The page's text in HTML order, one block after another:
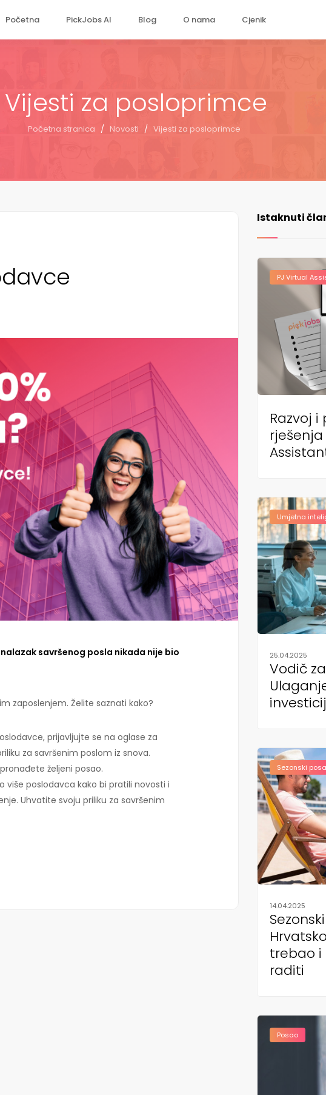
Početna PickJobs AI Blog O nama Cjenik
Vijesti za posloprimce
Početna stranica / Novosti / Vijesti za posloprimce
savršenog posla nikada nije bio
zaposlenjem. Želite saznati kako?
prijavljujte se na oglase za
za savršenim poslom iz snova.
željeni posao.
više poslodavca kako bi pratili novosti i
Uhvatite svoju priliku za savršenim
Istaknuti
PJ Virtual
Razvoj
Umjetna
25.04.2025
Vodič
Sezonski
14.04.2025
trebao i
raditi
Posao